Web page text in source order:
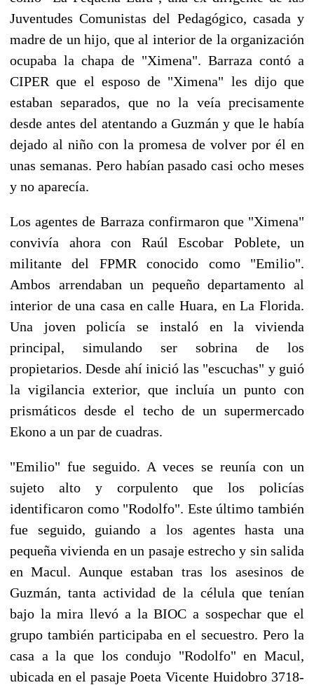
Juventudes Comunistas del Pedagógico, casada y
madre de un hijo, que al interior de la organización
ocupaba la chapa de "Ximena". Barraza contó a
CIPER que el esposo de "Ximena" les dijo que
estaban separados, que no la veía precisamente
desde antes del atentando a Guzmán y que le había
dejado al niño con la promesa de volver por él en
unas semanas. Pero habían pasado casi ocho meses
y no aparecía.
Los agentes de Barraza confirmaron que "Ximena"
convivía ahora con Raúl Escobar Poblete, un
militante del FPMR conocido como "Emilio".
Ambos arrendaban un pequeño departamento al
interior de una casa en calle Huara, en La Florida.
Una joven policía se instaló en la vivienda
principal, simulando ser sobrina de los
propietarios. Desde ahí inició las "escuchas" y guió
la vigilancia exterior, que incluía un punto con
prismáticos desde el techo de un supermercado
Ekono a un par de cuadras.
"Emilio" fue seguido. A veces se reunía con un
sujeto alto y corpulento que los policías
identificaron como "Rodolfo". Este último también
fue seguido, guiando a los agentes hasta una
pequeña vivienda en un pasaje estrecho y sin salida
en Macul. Aunque estaban tras los asesinos de
Guzmán, tanta actividad de la célula que tenían
bajo la mira llevó a la BIOC a sospechar que el
grupo también participaba en el secuestro. Pero la
casa a la que los condujo "Rodolfo" en Macul,
ubicada en el pasaje Poeta Vicente Huidobro 3718-